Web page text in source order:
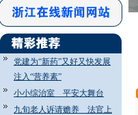
党建为“新药”又好又快发展
注入“营养素”
小小综治室 平安大舞台
九旬老人诉请赡养 法官上